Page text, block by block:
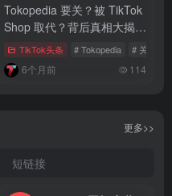
题 # 内容审查质疑
Tokopedia 要关？被 TikTok
Shop 取代？背后真相大揭
秘！TikTok头条 # Tokopedia # 关闭传
6个月前 114
短链接
更多>>